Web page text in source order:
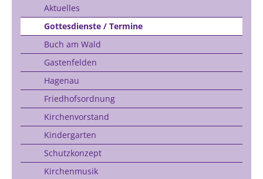
Aktuelles
Gottesdienste / Termine
Buch am Wald
Gastenfelden
Hagenau
Friedhofsordnung
Kirchenvorstand
Kindergarten
Schutzkonzept
Kirchenmusik